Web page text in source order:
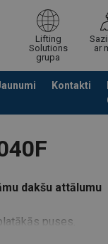
Lifting
Solutions
grupa
ar
Kontakti
dakšu attālumu
puses.